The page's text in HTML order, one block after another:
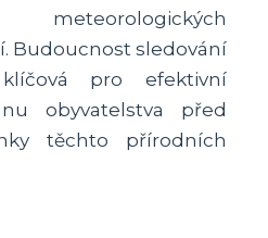
Budoucnost sledování
pro efektivní
obyvatelstva před
těchto přírodních